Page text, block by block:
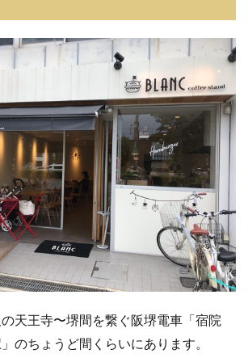
天王寺〜堺間を繋ぐ阪堺電車「宿院
のちょうど間くらいにあります。